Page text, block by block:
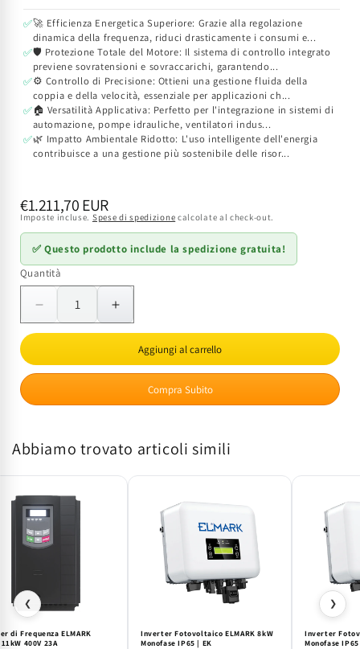
✅🚀 Efficienza Energetica Superiore: Grazie alla regolazione
dinamica della frequenza, riduci drasticamente i consumi e...
✅🛡️ Protezione Totale del Motore: Il sistema di controllo integrato
previene sovratensioni e sovraccarichi, garantendo...
✅⚙️ Controllo di Precisione: Ottieni una gestione fluida della
coppia e della velocità, essenziale per applicazioni ch...
✅🏠 Versatilità Applicativa: Perfetto per l'integrazione in sistemi di
automazione, pompe idrauliche, ventilatori indus...
✅🌿 Impatto Ambientale Ridotto: L'uso intelligente dell'energia
contribuisce a una gestione più sostenibile delle risor...
Prezzo
di
listino
€1.211,70 EUR
Imposte incluse. Spese di spedizione calcolate al check-out.
✅ Questo prodotto include la spedizione gratuita!
Quantità
Quantità
Diminuisci
quantità
Inverter
Elmark
Efficienza
Controllo
Aumenta
quantità
Inverter
Elmark
E2000
Efficienza
Controllo
Aggiungi al carrello
Compra Subito
Abbiamo trovato articoli simili
❮
di Frequenza ELMARK
400V 23A
Inverter Fotovoltaico ELMARK 8kW
Monofase IP65 | EK
Inverter
Monofase
❯